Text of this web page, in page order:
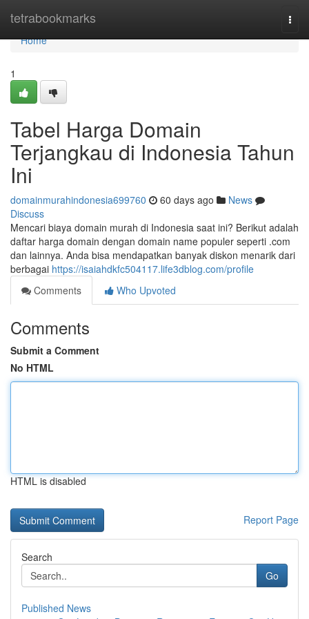
tetrabookmarks
Home
Home
1
Tabel Harga Domain
Terjangkau di Indonesia Tahun
Ini
domainmurahindonesia699760 60 days ago
News
Discuss
Mencari biaya domain murah di Indonesia saat ini? Berikut adalah
daftar harga domain dengan domain name populer seperti .com
dan lainnya. Anda bisa mendapatkan banyak diskon menarik dari
berbagai https://isaiahdkfc504117.life3dblog.com/profile
Comments
Who Upvoted
Comments
Submit a Comment
No HTML
HTML is disabled
Report Page
Search
Go
Published News